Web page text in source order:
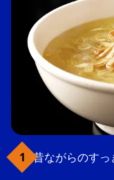
昔ながらのす